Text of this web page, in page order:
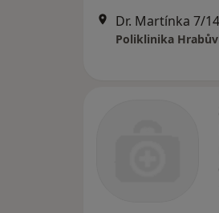
Dr. Martínka 7/
Poliklinika